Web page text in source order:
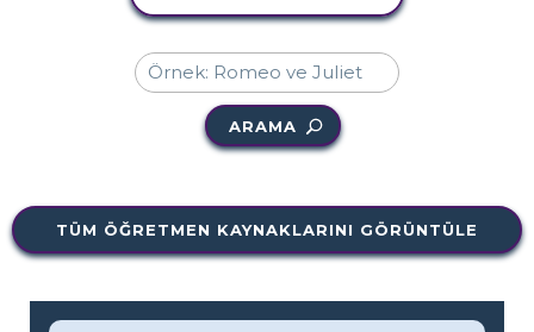
ARAMA
TÜM ÖĞRETMEN KAYNAKLARINI GÖRÜNTÜLE